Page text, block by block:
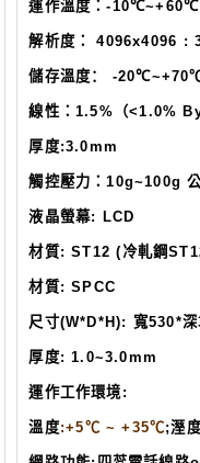
運作溫度：-10℃~+60℃
解析度： 4096x4096 :
儲存溫度： -20℃~+70
線性：1.5% （<1.0%
厚度:3.0mm
觸控壓力：10g~100g
液晶螢幕: LCD
材質: ST12 ( 冷軋鋼
材質: SPCC
尺寸(W*D*H): 寬530*深
厚度: 1.0~3.0mm
運作工作環境 :
溫度:+5℃ ~ +35℃;溼